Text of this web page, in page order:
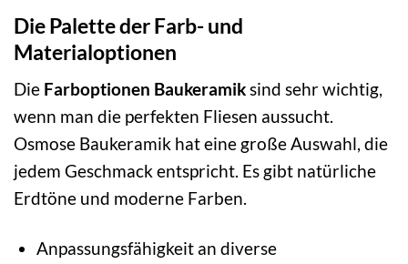
Die Palette der Farb- und
Materialoptionen
Die Farboptionen Baukeramiksind sehr wichtig,
wenn man die perfekten Fliesen aussucht.
Osmose Baukeramik hat eine große Auswahl, die
jedem Geschmack entspricht. Es gibt natürliche
Erdtöne und moderne Farben.
Anpassungsfähigkeit an diverse